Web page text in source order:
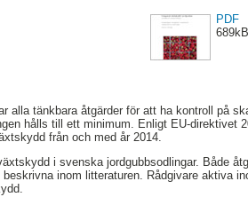
PDF
689kB
alla tänkbara åtgärder för att ha kontroll på
hålls till ett minimum. Enligt EU-direktivet
från och med år 2014.
i svenska jordgubbsodlingar. Både
inom litteraturen. Rådgivare aktiva